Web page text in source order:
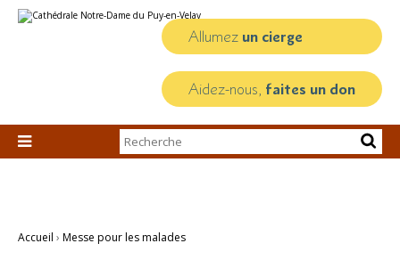
au
personnels
Allumez un cierge
Aidez-nous, faites un don

Chercher par
Recherche
Accueil › Messe pour les malades